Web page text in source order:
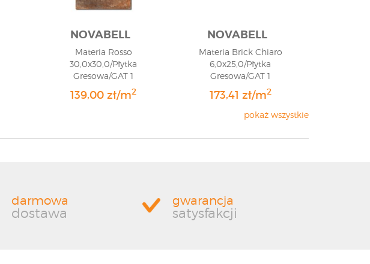
NOVABELL
Materia Rosso
30,0x30,0/Płytka
Gresowa/GAT 1
139,00 zł/m2
NOVABELL
Materia Brick Chiaro
6,0x25,0/Płytka
Gresowa/GAT 1
173,41 zł/m2
pokaż wszystkie
darmowa
dostawa
gwarancja
satysfakcji